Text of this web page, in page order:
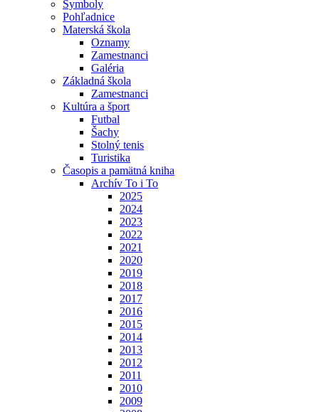
Symboly
Pohľadnice
Materská škola
Oznamy
Zamestnanci
Galéria
Základná škola
Zamestnanci
Kultúra a šport
Futbal
Šachy
Stolný tenis
Turistika
Časopis a pamätná kniha
Archív To i To
2025
2024
2023
2022
2021
2020
2019
2018
2017
2016
2015
2014
2013
2012
2011
2010
2009